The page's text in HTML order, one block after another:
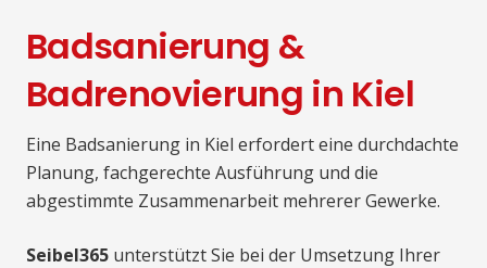
Badsanierung &
Badrenovierung in Kiel
Eine Badsanierung in Kiel erfordert eine durchdachte
Planung, fachgerechte Ausführung und die
abgestimmte Zusammenarbeit mehrerer Gewerke.
Seibel365 unterstützt Sie bei der Umsetzung Ihrer